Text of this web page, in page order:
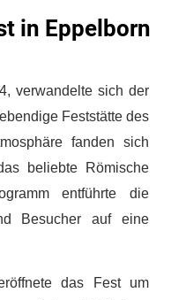
in Eppelborn
verwandelte sich der
Feststätte des
fanden sich
beliebte Römische
entführte die
Besucher auf eine
das Fest um